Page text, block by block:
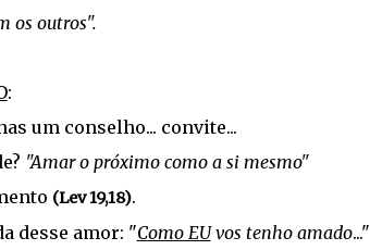
os outros".
:
um conselho... convite...
"Amar o próximo como a si mesmo"
(Lev 19,18).
desse amor: "Como EUvos tenho amado..."